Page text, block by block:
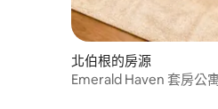
北伯根的房源
Emerald Haven 套房公